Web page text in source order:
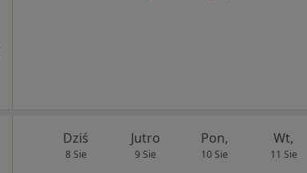
Dziś
8 Sie
Jutro
9 Sie
Pon,
10 Sie
Wt,
11 Sie